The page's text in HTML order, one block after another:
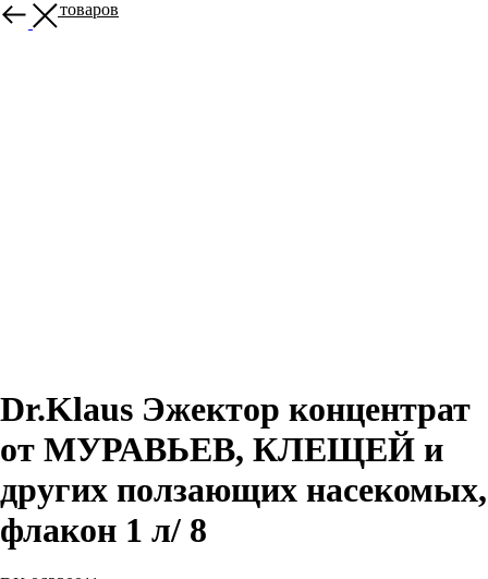
Больше товаров
Dr.Klaus Эжектор концентрат
от МУРАВЬЕВ, КЛЕЩЕЙ и
других ползающих насекомых,
флакон 1 л/ 8